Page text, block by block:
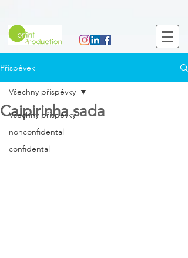
Příspěvek
Všechny příspěvky
nonconfidental
confidental
Všechny příspěvky
Caipirinha sada